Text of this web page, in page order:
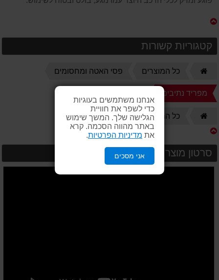
אנחנו משתמשים בעוגיות
כדי לשפר את חוויית
הגלישה שלך. המשך שימוש
באתר מהווה הסכמה. קרא
את מדיניות הפרטיות
אני מסכים
קטגוריות קשורות
כל המוצרים פסי האטה ומחסומים
מפריד נתיבים
כל המוצרים סימון ובקרה
סרטון מוצר